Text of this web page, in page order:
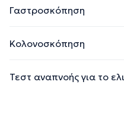
Γαστροσκόπηση
Κολονοσκόπηση
Τεστ αναπνοής για το